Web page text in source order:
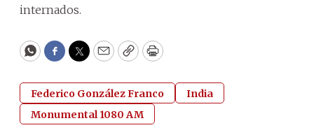
internados.
WhatsApp
Facebook
Twitter
EmailCopyPrint
Federico González Franco
India
Monumental 1080 AM